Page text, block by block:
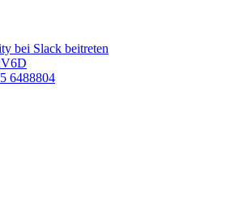
bei Slack beitreten
6488804